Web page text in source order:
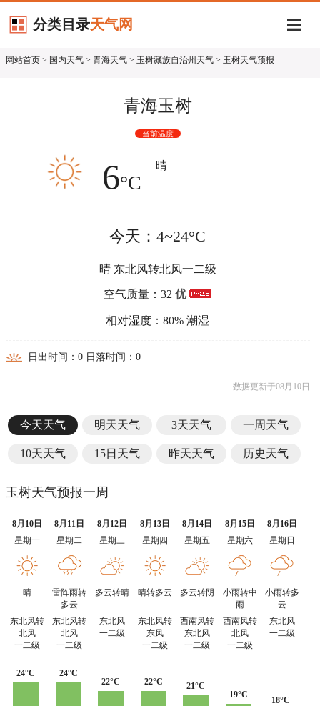
分类目录天气网
网站首页 > 国内天气 > 青海天气 > 玉树藏族自治州天气 > 玉树天气预报
青海玉树
当前温度
6°C
晴
今天：4~24°C
晴 东北风转北风一二级
空气质量：32优
相对湿度：80% 潮湿
日出时间：0 日落时间：0
数据更新于08月10日
今天天气 明天天气 3天天气 一周天气
10天天气 15日天气 昨天天气 历史天气
玉树天气预报一周
8月10日 8月11日 8月12日 8月13日 8月14日 8月15日
8月16日
星期一
星期二 星期三 星期四 星期五 星期六 星期日
晴
雷阵雨转
多云
多云转晴 晴转多云 多云转阴
小雨转中
雨
小雨转多
云
东北风转
北风
一二级
东北风转
北风
一二级
东北风
一二级
东北风转
东风
一二级
西南风转
东北风
一二级
西南风转
北风
一二级
东北风
一二级
24°C 24°C
22°C 22°C 21°C
19°C
18°C